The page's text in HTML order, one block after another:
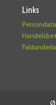
Links